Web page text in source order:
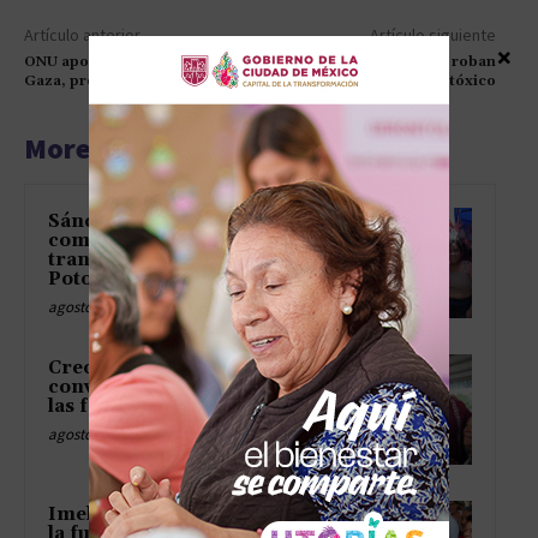
Artículo anterior
ONU apoya alto el fuego en
Gaza, propuesta por EE.UU.
Artículo siguiente
Emergencia en México: roban
cilindro de gas tóxico
More articles
Sánchez Zumaya suma a
comerciantes a la
transformación de San Luis
Potosí
agosto 6, 2026
Crecimiento económico debe
convertirse en bienestar para
las familias: Gino Segura
agosto 6, 2026
Imelda Castro: las mujeres son
×